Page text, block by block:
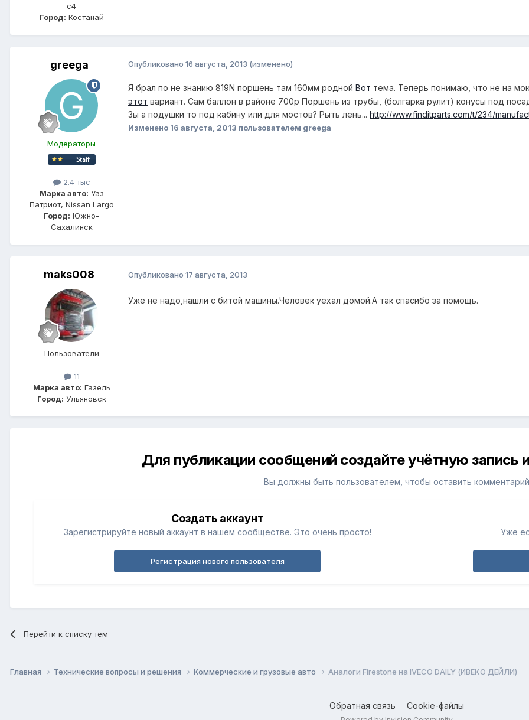
c4
Город: Костанай
greega
Модераторы
2.4 тыс
Марка авто: Уаз
Патриот, Nissan Largo
Город: Южно-
Сахалинск
Опубликовано 16 августа, 2013 (изменено)
Я брал по не знанию 819N поршень там 160мм родной Вот тема. Теперь понимаю, что не на
этот вариант. Сам баллон в районе 700р Поршень из трубы, (болгарка рулит) конусы под
Зы а подушки то под кабину или для мостов? Рыть лень... http://www.finditparts.com/t/234/
Изменено 16 августа, 2013 пользователем greega
maks008
Пользователи
11
Марка авто: Газель
Город: Ульяновск
Опубликовано 17 августа, 2013
Уже не надо,нашли с битой машины.Человек уехал домой.А так спасибо за помощь.
Для публикации сообщений создайте учётную запись
Вы должны быть пользователем, чтобы оставить комментарий
Создать аккаунт
Зарегистрируйте новый аккаунт в нашем сообществе. Это очень просто!
Регистрация нового пользователя
Уже
Перейти к списку тем
Главная Технические вопросы и решения Коммерческие и грузовые авто Аналоги Firestone на IVECO DAILY (ИВЕКО ДЕЙЛИ)
Обратная связь Cookie-файлы